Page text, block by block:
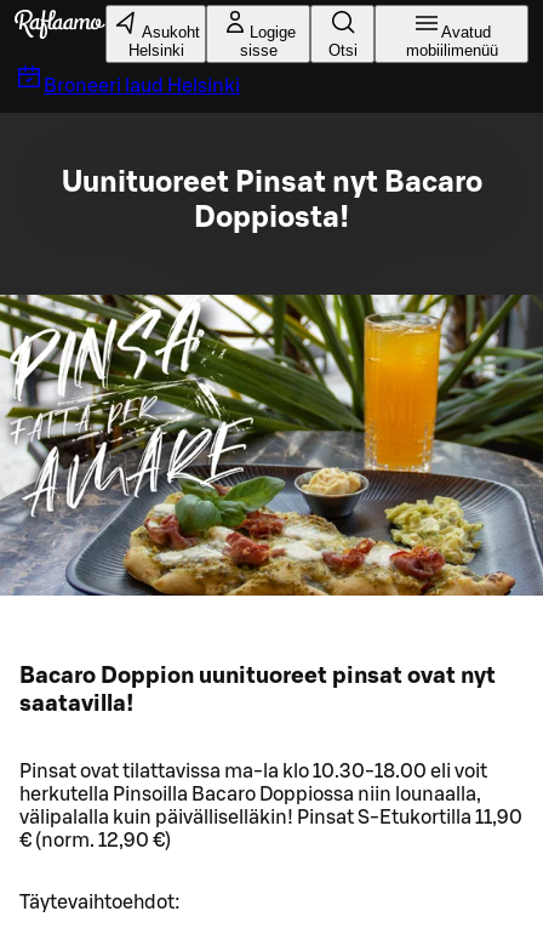
Liigu peamise sisu juurde
Asukoht
Helsinki
Logige
sisse
Otsi
Avatud
mobiilimenüü
Broneeri laud Helsinki
Uunituoreet Pinsat nyt Bacaro
Doppiosta!
Bacaro Doppion uunituoreet pinsat ovat nyt
saatavilla!
Pinsat ovat tilattavissa ma-la klo 10.30-18.00 eli voit
herkutella Pinsoilla Bacaro Doppiossa niin lounaalla,
välipalalla kuin päivälliselläkin! Pinsat S‑Etukortilla 11,90
€ (norm. 12,90 €)
Täytevaihtoehdot: